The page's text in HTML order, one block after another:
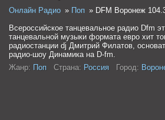
Онлайн Радио Поп
DFM Воронеж
Всероссийское танцевальное радио Dfm
танцевальной музыки формата евро хит
радиостанции dj Дмитрий Филатов,
радио-шоу Динамика на D-fm.
Жанр: Поп Страна: Россия Город: